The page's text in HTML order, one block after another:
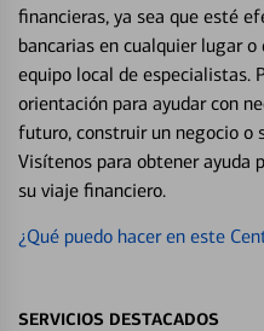
financieras, ya sea que esté
bancarias en cualquier lugar
equipo local de especialistas.
orientación para ayudar con
futuro, construir un negocio o
Visítenos para obtener ayuda
su viaje financiero.
¿Qué puedo hacer en este
SERVICIOS DESTACADOS